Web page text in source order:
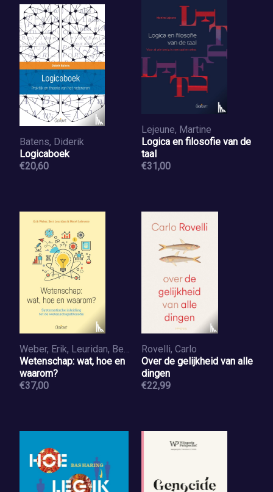
Batens, Diderik
Logicaboek
€20,60
Lejeune, Martine
Logica en filosofie van de
taal
€31,00
Weber, Erik, Leuridan, Bert, Lefevere, Merel
Wetenschap: wat, hoe en
waarom?
€37,00
Rovelli, Carlo
Over de gelijkheid van alle
dingen
€22,99